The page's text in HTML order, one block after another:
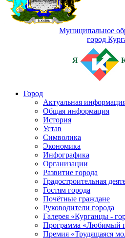
Муниципальное
город
Я
Город
Актуальная
Общая информация
История
Устав
Символика
Экономика
Инфографика
Организации
Развитие города
Градостроительная
Гостям города
Почётные граждане
Руководители города
Галерея «Курганцы -
Программа «Любимый
Премия «Трудящаяся